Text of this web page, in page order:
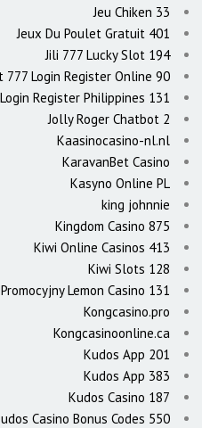
Jeu Chiken 33
Jeux Du Poulet Gratuit 401
Jili 777 Lucky Slot 194
777 Login Register Online 90
Register Philippines 131
Jolly Roger Chatbot 2
Kaasinocasino-nl.nl
KaravanBet Casino
Kasyno Online PL
king johnnie
Kingdom Casino 875
Kiwi Online Casinos 413
Kiwi Slots 128
Lemon Casino 131
Kongcasino.pro
Kongcasinoonline.ca
Kudos App 201
Kudos App 383
Kudos Casino 187
Casino Bonus Codes 550